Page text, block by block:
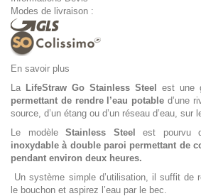
Modes de livraison :
En savoir plus
La LifeStraw Go Stainless Steel est une
permettant de rendre l’eau potable d’une
source, d’un étang ou d’un réseau d’eau, sur
Le modèleStainless Steel est pourvu
inoxydable à double paroi permettant de
pendant environ deux heures.
Un système simple d’utilisation, il suffit de
le bouchon et aspirez l’eau par le bec.